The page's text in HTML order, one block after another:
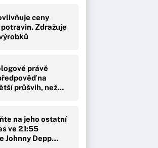
ceny
potravin. Zdražuje
právě
na
průšvih, než…
na jeho ostatní
ve 21:55
Johnny Depp…